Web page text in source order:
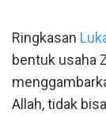
Ringkasan
bentuk usaha
Allah, tidak